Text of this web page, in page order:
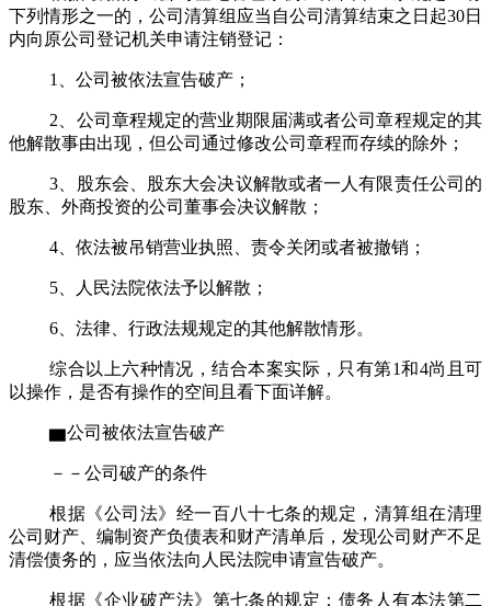
下列情形之一的，公司清算组应当自公司清算结束之日起30日
内向原公司登记机关申请注销登记：
1 、公司被依法宣告破产；
2 、公司章程规定的营业期限届满或者公司章程规定的其
他解散事由出现，但公司通过修改公司章程而存续的除外；
3 、股东会、股东大会决议解散或者一人有限责任公司的
股东、外商投资的公司董事会决议解散；
4 、依法被吊销营业执照、责令关闭或者被撤销；
5 、人民法院依法予以解散；
6 、法律、行政法规规定的其他解散情形。
综合以上六种情况，结合本案实际，只有第1和4尚且可
以操作，是否有操作的空间且看下面详解。
▆公司被依法宣告破产
－－公司破产的条件
根据《公司法》经一百八十七条的规定，清算组在清理
公司财产、编制资产负债表和财产清单后，发现公司财产不足
清偿债务的，应当依法向人民法院申请宣告破产。
根据《企业破产法》第七条的规定：债务人有本法第二